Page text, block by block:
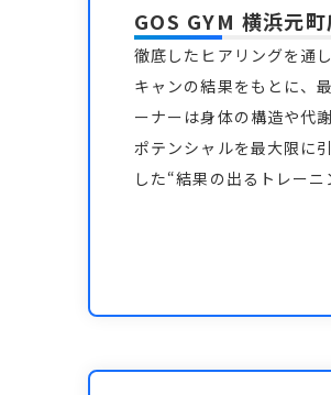
GOS GYM 横浜元町
徹底したヒアリングを通
キャンの結果をもとに、
ーナーは身体の構造や代
ポテンシャルを最大限に
した“結果の出るトレーニ